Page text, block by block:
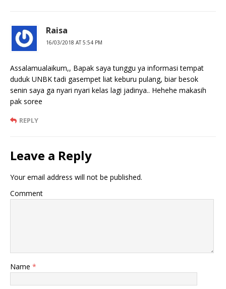
Raisa
16/03/2018 AT 5:54 PM
Assalamualaikum,, Bapak saya tunggu ya informasi tempat
duduk UNBK tadi gasempet liat keburu pulang, biar besok
senin saya ga nyari nyari kelas lagi jadinya.. Hehehe makasih
pak soree
REPLY
Leave a Reply
Your email address will not be published.
Comment
Name *